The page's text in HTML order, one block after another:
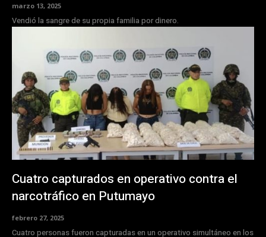
marzo 13, 2025
Vendió la sangre de su propia familia por dinero.
Cuatro capturados en operativo contra el
narcotráfico en Putumayo
febrero 27, 2025
Cuatro personas fueron capturadas en un operativo simultáneo en los